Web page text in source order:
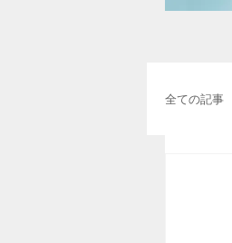
全ての記事